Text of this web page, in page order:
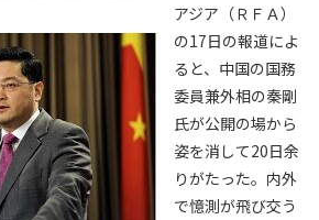
アジア（ＲＦＡ）
の17日の報道によ
ると、中国の国務
委員兼外相の秦剛
氏が公開の場から
姿を消して20日余
りがたった。内外
で憶測が飛び交う